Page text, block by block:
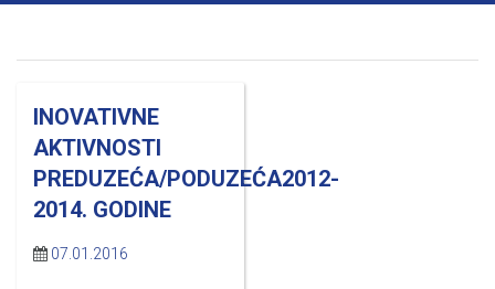
INOVATIVNE
AKTIVNOSTI
PREDUZEĆA/PODUZEĆA2012-
2014. GODINE
07.01.2016